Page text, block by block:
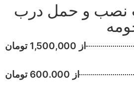
نصب و حمل درب
از 1,500,000 تومان
از 600.000 تومان